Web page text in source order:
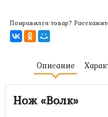
Понравился товар?
Описание
Нож «Волк»